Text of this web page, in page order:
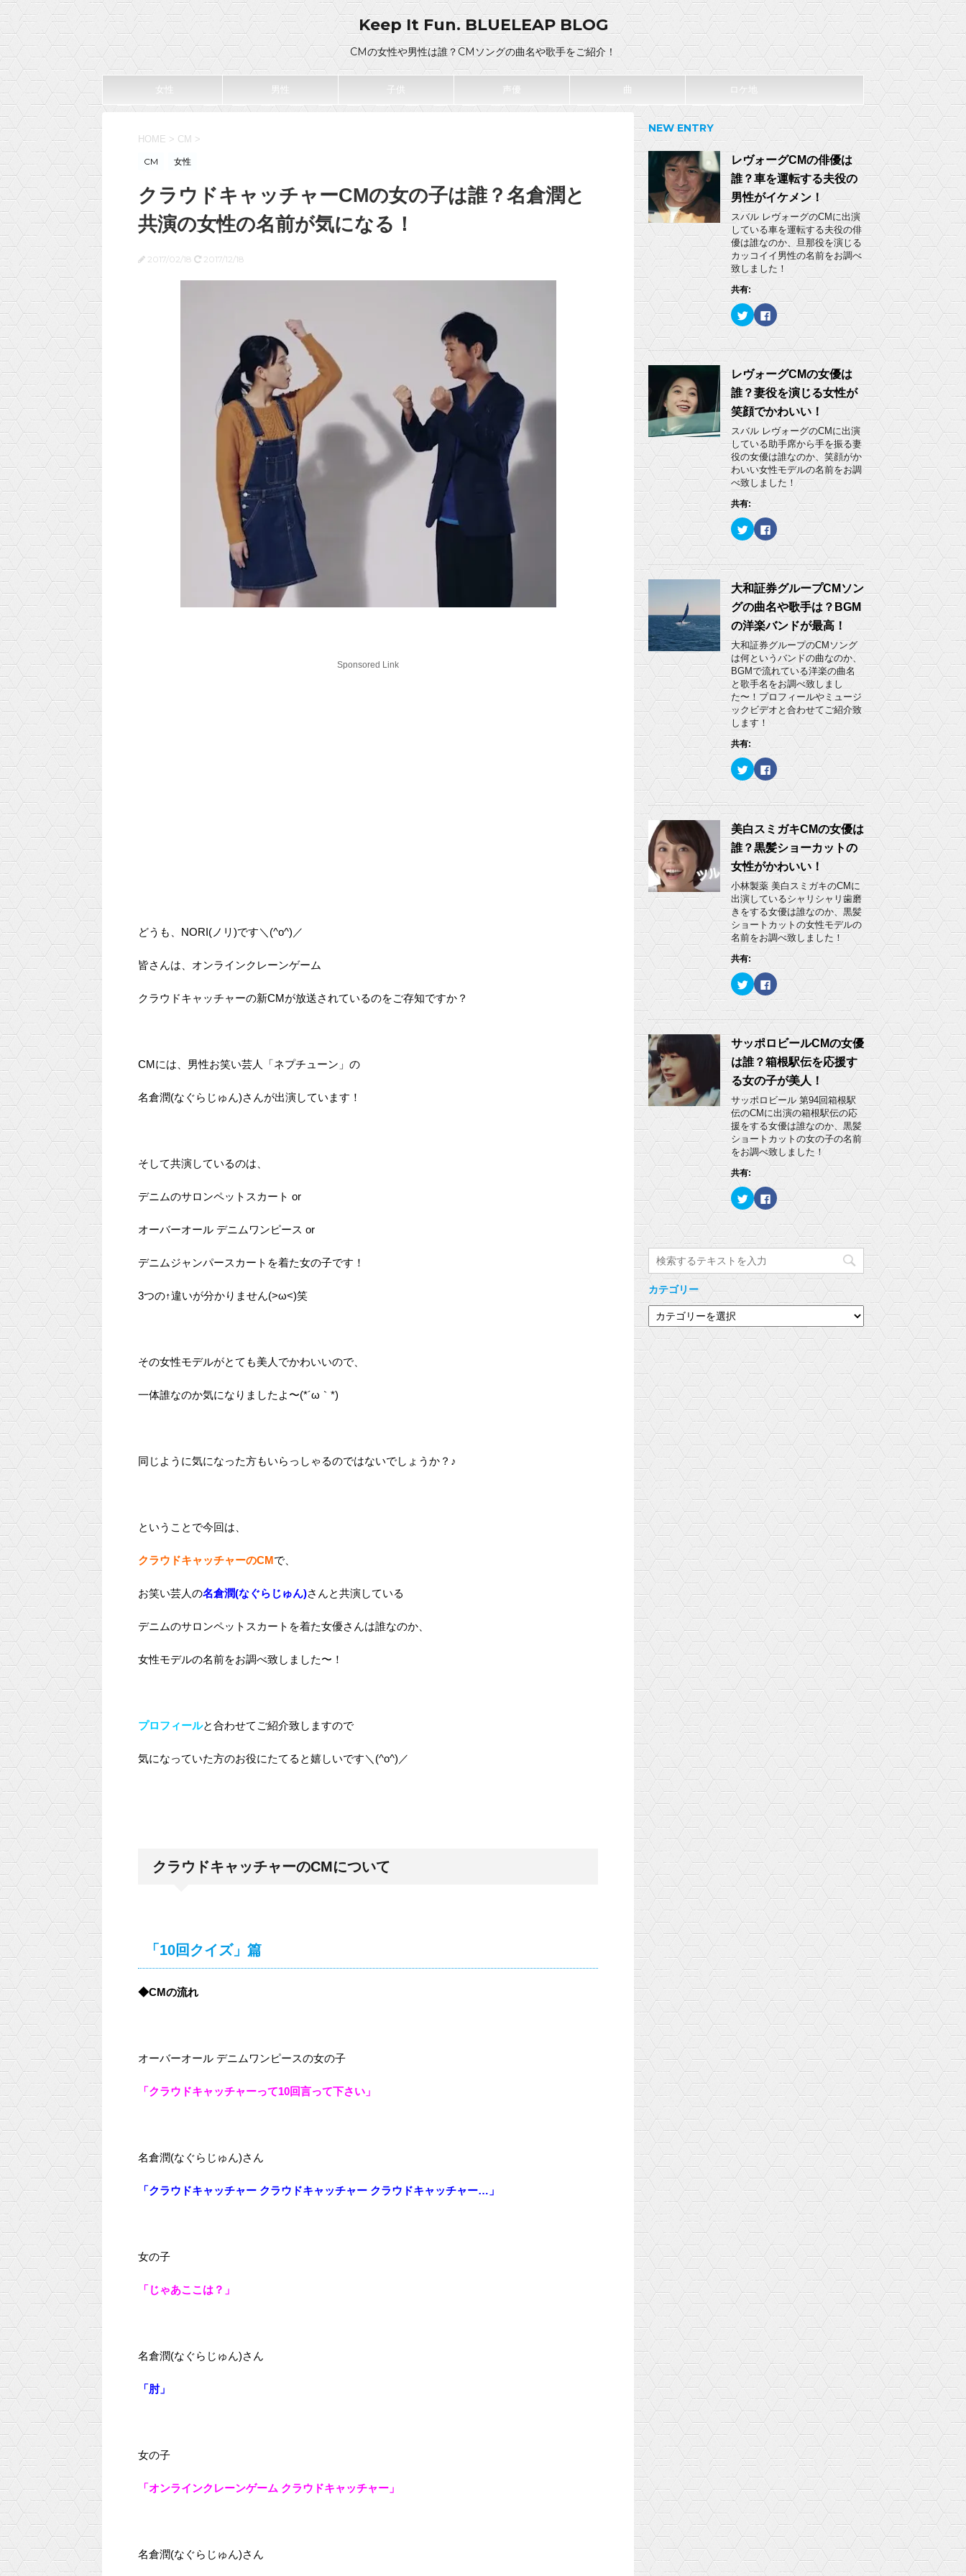
Keep It Fun. BLUELEAP BLOG
CMの女性や男性は誰？CMソングの曲名や歌手をご紹介！
女性 男性 子供 声優 曲 ロケ地
HOME > CM >
CM 女性
クラウドキャッチャーCMの女の子は誰？名倉潤と
共演の女性の名前が気になる！
2017/02/18 2017/12/18
Sponsored Link
どうも、NORI(ノリ)です＼(^o^)／
皆さんは、オンラインクレーンゲーム
クラウドキャッチャーの新CMが放送されているのをご存知ですか？
CMには、男性お笑い芸人「ネプチューン」の
名倉潤(なぐらじゅん)さんが出演しています！
そして共演しているのは、
デニムのサロンペットスカート or
オーバーオール デニムワンピース or
デニムジャンパースカートを着た女の子です！
3つの↑違いが分かりません(>ω<)笑
その女性モデルがとても美人でかわいいので、
一体誰なのか気になりましたよ〜(*´ω｀*)
同じように気になった方もいらっしゃるのではないでしょうか？♪
ということで今回は、
クラウドキャッチャーのCMで、
お笑い芸人の名倉潤(なぐらじゅん)さんと共演している
デニムのサロンペットスカートを着た女優さんは誰なのか、
女性モデルの名前をお調べ致しました〜！
プロフィールと合わせてご紹介致しますので
気になっていた方のお役にたてると嬉しいです＼(^o^)／
クラウドキャッチャーのCMについて
「10回クイズ」篇
◆CMの流れ
オーバーオール デニムワンピースの女の子
「クラウドキャッチャーって10回言って下さい」
名倉潤(なぐらじゅん)さん
「クラウドキャッチャー クラウドキャッチャー クラウドキャッチャー…」
女の子
「じゃあここは？」
名倉潤(なぐらじゅん)さん
「肘」
女の子
「オンラインクレーンゲーム クラウドキャッチャー」
名倉潤(なぐらじゅん)さん
NEW ENTRY
レヴォーグCMの俳優は
誰？車を運転する夫役の
男性がイケメン！
スバル レヴォーグのCMに出演
している車を運転する夫役の俳
優は誰なのか、旦那役を演じる
カッコイイ男性の名前をお調べ
致しました！
共有:
ク
リ
ク
し
T
w
i
t
t
e
r
で
共
有
新
し
い
ウ
ィ
ン
ド
ウ
で
開
き
す
)
F
a
e
o
k
で
共
有
す
る
に
は
ク
リ
ッ
ク
し
て
く
だ
さ
い
新
し
ウ
ィ
ン
ド
で
開
き
ま
す
)
レヴォーグCMの女優は
誰？妻役を演じる女性が
笑顔でかわいい！
スバル レヴォーグのCMに出演
している助手席から手を振る妻
役の女優は誰なのか、笑顔がか
わいい女性モデルの名前をお調
べ致しました！
共有:
ク
リ
ッ
し
て
w
i
t
t
e
r
で
共
有
(
新
し
い
ウ
ィ
ン
ド
ウ
で
開
き
ま
す
F
a
b
k
で
共
有
す
る
に
は
ク
リ
ッ
ク
し
て
く
だ
さ
い
新
し
い
ウ
ド
ウ
開
き
ま
す
)
大和証券グループCMソン
グの曲名や歌手は？BGM
の洋楽バンドが最高！
大和証券グループのCMソング
は何というバンドの曲なのか、
BGMで流れている洋楽の曲名
と歌手名をお調べ致しまし
た〜！プロフィールやミュージ
ックビデオと合わせてご紹介致
します！
共有:
ク
リ
ク
し
w
i
t
t
e
r
で
共
有
(
新
し
い
ウ
ィ
ン
ウ
で
開
き
ま
す
)
F
a
b
k
で
共
有
す
る
に
は
ク
リ
ッ
ク
し
て
く
だ
い
新
し
ウ
ィ
ン
ド
で
開
き
ま
す
)
美白スミガキCMの女優は
誰？黒髪ショーカットの
女性がかわいい！
小林製薬 美白スミガキのCMに
出演しているシャリシャリ歯磨
きをする女優は誰なのか、黒髪
ショートカットの女性モデルの
名前をお調べ致しました！
共有:
ク
リ
ッ
て
T
w
i
t
t
e
r
で
共
有
(
新
し
い
ウ
ン
ド
ウ
で
開
き
ま
)
F
a
c
o
k
で
共
有
す
る
に
は
ク
リ
ッ
ク
し
て
さ
い
新
し
い
ィ
ン
で
き
ま
す
サッポロビールCMの女優
は誰？箱根駅伝を応援す
る女の子が美人！
サッポロビール 第94回箱根駅
伝のCMに出演の箱根駅伝の応
援をする女優は誰なのか、黒髪
ショートカットの女の子の名前
をお調べ致しました！
共有:
ク
リ
ッ
て
T
w
i
t
t
e
で
有
新
し
ィ
ン
で
開
ま
す
F
a
c
o
o
共
有
す
に
ク
ッ
ク
く
だ
(
新
い
ウ
ド
ウ
で
ま
す
カテゴリー
カ
テ
リ
ー